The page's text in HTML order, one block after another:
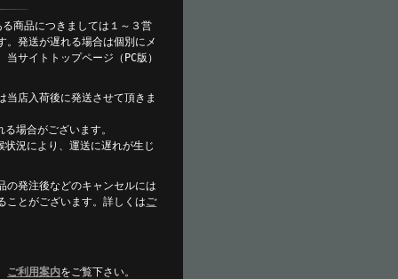
商品につきましては１～３営
。発送が遅れる場合は個別にメ
サイトトップページ（PC版）
当店入荷後に発送させて頂きま
場合がございます。
況により、運送に遅れが生じ
の発注後などのキャンセルには
ことがございます。詳しくはご
ご利用案内をご覧下さい。